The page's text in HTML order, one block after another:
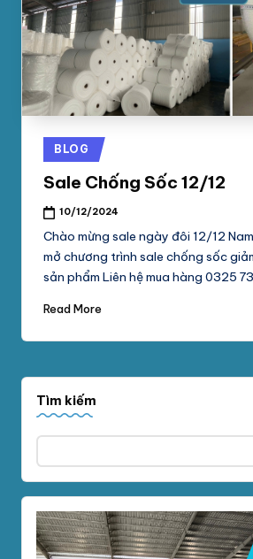
G
S
Ố
C
phối
mút
xốp
pe
foam,
xốp
chống
TpHCM,
Bình
Dương
Posted
in
BLOG
Sale Chống Sốc 12/12
10/12/2024
Chào mừng sale ngày đôi 12/12
mở chương trình sale chống sốc
sản phẩm Liên hệ mua hàng 0325
Read More
Tìm kiếm